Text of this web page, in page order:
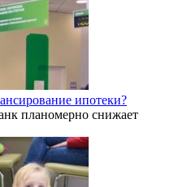
ипотеки?
планомерно снижает